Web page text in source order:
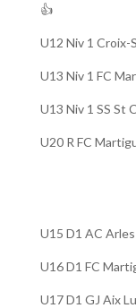
👍
U12 Niv 1 Croix-
U13 Niv 1 FC
U13 Niv 1 SS St
U20 R FC
U15 D1 AC
U16 D1 FC
U17 D1 GJ Aix